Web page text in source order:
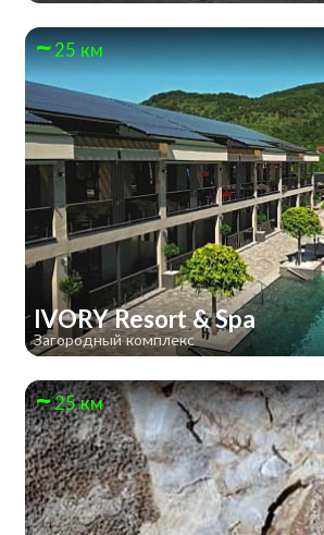
25 км
IVORY Resort & Spa
Загородный комплекс
25 км